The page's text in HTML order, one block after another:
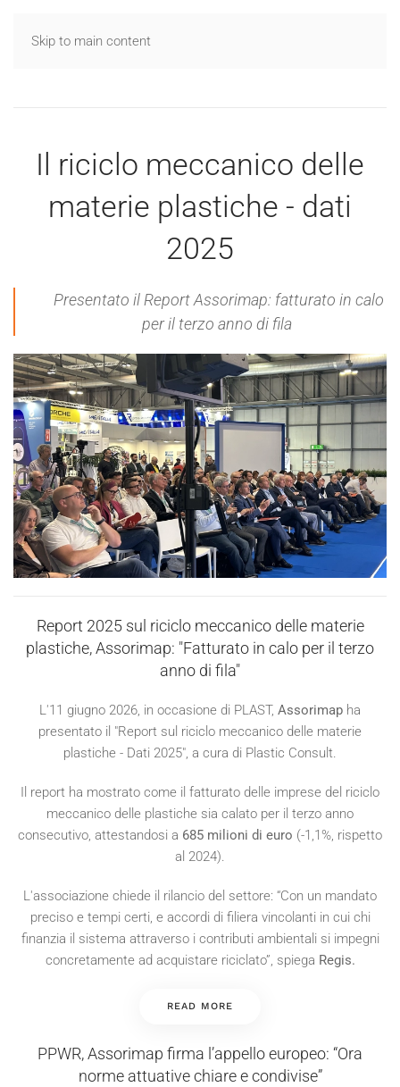
Skip to main content
Il riciclo meccanico delle
materie plastiche - dati
2025
Presentato il Report Assorimap: fatturato in calo
per il terzo anno di fila
Report 2025 sul riciclo meccanico delle materie
plastiche, Assorimap: "Fatturato in calo per il terzo
anno di fila"
L'11 giugno 2026, in occasione di PLAST, Assorimap ha
presentato il "Report sul riciclo meccanico delle materie
plastiche - Dati 2025", a cura di Plastic Consult.
Il report ha mostrato come il fatturato delle imprese del riciclo
meccanico delle plastiche sia calato per il terzo anno
consecutivo, attestandosi a 685 milioni di euro (-1,1%, rispetto
al 2024).
L'associazione chiede il rilancio del settore: “Con un mandato
preciso e tempi certi, e accordi di filiera vincolanti in cui chi
finanzia il sistema attraverso i contributi ambientali si impegni
concretamente ad acquistare riciclato”, spiega Regis.
READ MORE
PPWR, Assorimap firma l’appello europeo: “Ora
norme attuative chiare e condivise”